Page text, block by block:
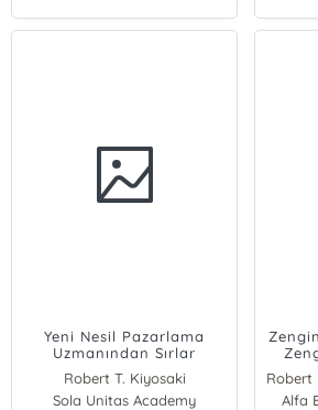
Yeni Nesil Pazarlama
Uzmanından Sırlar
Robert T. Kiyosaki
Sola Unitas Academy
Alfa